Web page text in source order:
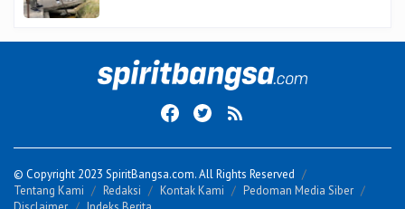
© Copyright 2023 SpiritBangsa.com. All Rights Reserved
Tentang Kami
Redaksi Kontak Kami
Pedoman Media Siber